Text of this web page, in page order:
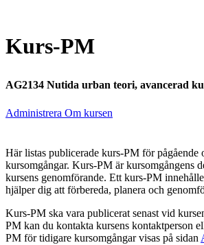
Kurs-PM
AG2134 Nutida urban teori, avancerad
Administrera Om kursen
Här listas publicerade kurs-PM för pågående
kursomgångar. Kurs-PM är kursomgångens
kursens genomförande. Ett kurs-PM
hjälper dig att förbereda, planera och
Kurs-PM ska vara publicerat senast vid
PM kan du kontakta kursens kontaktperson
PM för tidigare kursomgångar visas på sidan